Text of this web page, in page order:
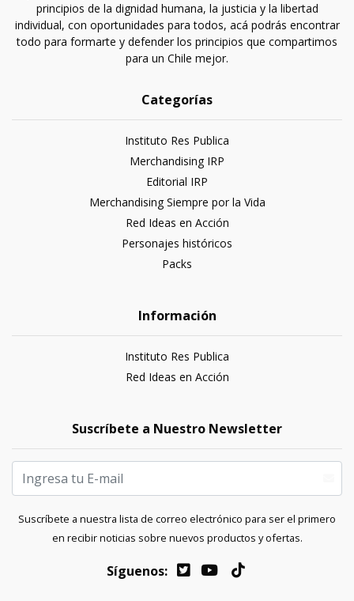
principios de la dignidad humana, la justicia y la libertad
individual, con oportunidades para todos, acá podrás encontrar
todo para formarte y defender los principios que compartimos
para un Chile mejor.
Categorías
Instituto Res Publica
Merchandising IRP
Editorial IRP
Merchandising Siempre por la Vida
Red Ideas en Acción
Personajes históricos
Packs
Información
Instituto Res Publica
Red Ideas en Acción
Suscríbete a Nuestro Newsletter
Suscríbete a nuestra lista de correo electrónico para ser el primero
en recibir noticias sobre nuevos productos y ofertas.
Síguenos: